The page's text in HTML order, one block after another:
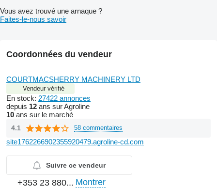
Vous avez trouvé une arnaque ?
Faites-le-nous savoir
Coordonnées du vendeur
COURTMACSHERRY MACHINERY LTD
Vendeur vérifié
En stock: 27422 annonces
depuis 12 ans sur Agroline
10 ans sur le marché
4.1 58 commentaires
site1762266902355920479.agroline-cd.com
Suivre ce vendeur
+353 23 880... Montrer